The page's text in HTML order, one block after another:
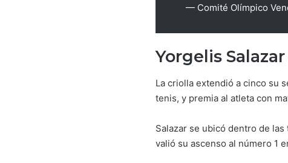
— Comité Olímpico
Yorgelis
La criolla extendió a cinco su
tenis, y premia al atleta con
Salazar se ubicó dentro de
valió su ascenso al número 1